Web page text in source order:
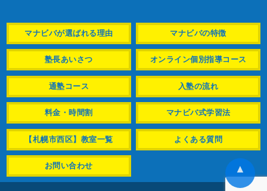
マナビバが選ばれる理由 マナビバの特徴
塾長あいさつ オンライン個別指導コース
通塾コース 入塾の流れ
料金・時間割 マナビバ式学習法
【札幌市西区】教室一覧 よくある質問
お問い合わせ ▲